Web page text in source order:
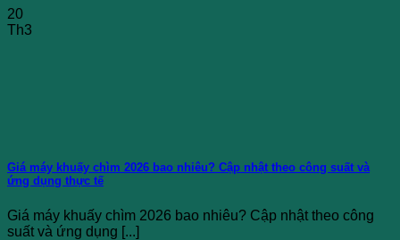
20
Th3
Giá máy khuấy chìm 2026 bao nhiêu? Cập nhật theo công suất và
ứng dụng thực tế
Giá máy khuấy chìm 2026 bao nhiêu? Cập nhật theo công
suất và ứng dụng [...]